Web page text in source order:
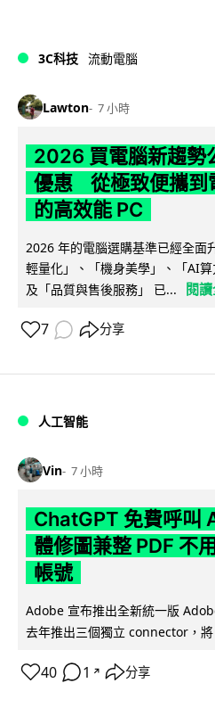
3C科技 流動電腦
Lawton 7 小時
2026 買電腦新趨勢
優惠 從極致便攜到
的高效能 PC
2026 年的電腦選購基準已經全面
輕量化」、「機身美學」、「AI
及「品質與售後服務」 已...
閱
7 分享
人工智能
Vin 7 小時
ChatGPT 免費呼叫
體修圖兼整 PDF 不
帳號
Adobe 宣布推出全新統一版
去年推出三個獨立 connector，
40 1 ↗ 分享